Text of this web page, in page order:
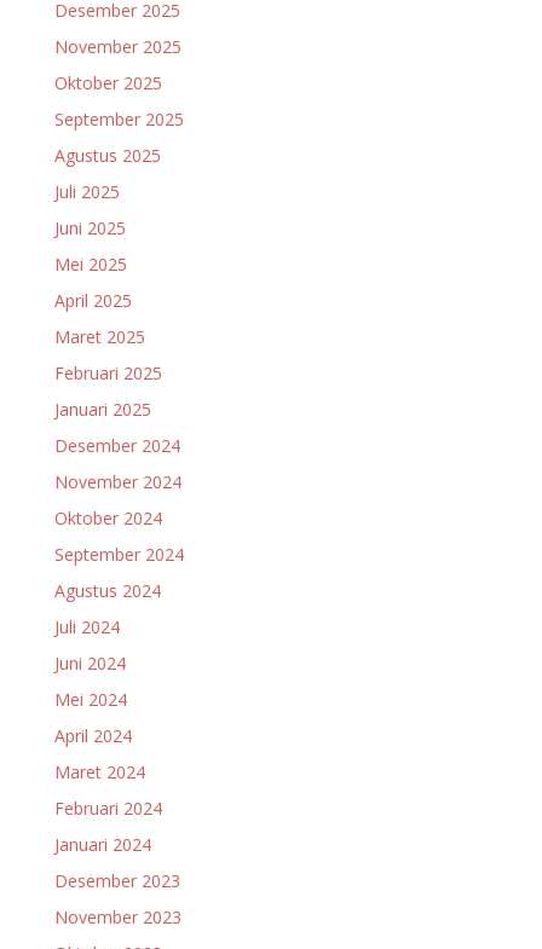
Desember 2025
November 2025
Oktober 2025
September 2025
Agustus 2025
Juli 2025
Juni 2025
Mei 2025
April 2025
Maret 2025
Februari 2025
Januari 2025
Desember 2024
November 2024
Oktober 2024
September 2024
Agustus 2024
Juli 2024
Juni 2024
Mei 2024
April 2024
Maret 2024
Februari 2024
Januari 2024
Desember 2023
November 2023